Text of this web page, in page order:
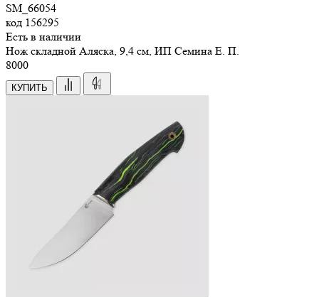
SM_66054
код 156295
Есть в наличии
Нож складной Аляска, 9,4 см, ИП Семина Е. П.
8000
КУПИТЬ